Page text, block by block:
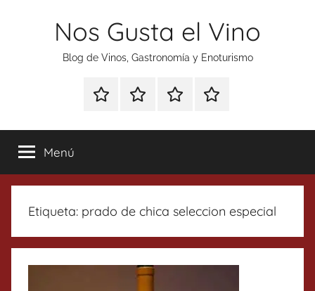
Nos Gusta el Vino
Blog de Vinos, Gastronomía y Enoturismo
Especial
Tonics
Enoturismo
Gastronomía
RankingContacto
Menú
Etiqueta: prado de chica seleccion especial